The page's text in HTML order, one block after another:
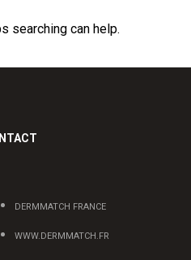
searching can help.
DERMMATCH FRANCE
WWW.DERMMATCH.FR